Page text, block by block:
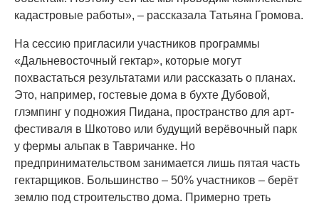
кадастровые работы», – рассказала Татьяна Громова.
На сессию пригласили участников программы
«Дальневосточный гектар», которые могут
похвастаться результатами или рассказать о планах.
Это, например, гостевые дома в бухте Дубовой,
глэмпинг у подножия Пидана, пространство для арт-
фестиваля в Шкотово или будущий верёвочный парк
у фермы альпак в Тавричанке. Но
предпринимательством занимается лишь пятая часть
гектарщиков. Большинство – 50% участников – берёт
землю под строительство дома. Примерно треть